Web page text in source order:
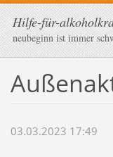
Hilfe-für-
neubeginn ist immer
03.03.2023 17:49